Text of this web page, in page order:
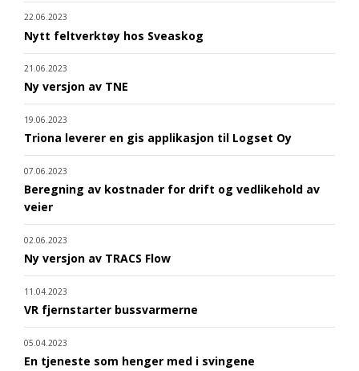
22.06.2023
Nytt feltverktøy hos Sveaskog
21.06.2023
Ny versjon av TNE
19.06.2023
Triona leverer en gis applikasjon til Logset Oy
07.06.2023
Beregning av kostnader for drift og vedlikehold av
veier
02.06.2023
Ny versjon av TRACS Flow
11.04.2023
VR fjernstarter bussvarmerne
05.04.2023
En tjeneste som henger med i svingene